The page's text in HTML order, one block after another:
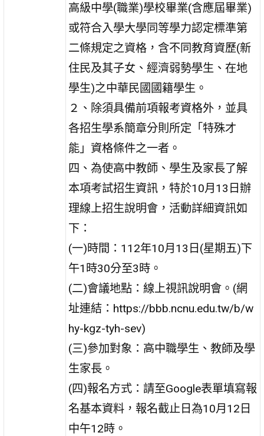
高級中學(職業)學校畢業(含應屆畢業)
或符合入學大學同等學力認定標準第
二條規定之資格，含不同教育資歷(新
住民及其子女、經濟弱勢學生、在地
學生)之中華民國國籍學生。
２、除須具備前項報考資格外，並具
各招生學系簡章分則所定「特殊才
能」資格條件之一者。
四、為使高中教師、學生及家長了解
本項考試招生資訊，特於10月13日辦
理線上招生說明會，活動詳細資訊如
下：
(一)時間：112年10月13日(星期五)下
午1時30分至3時。
(二)會議地點：線上視訊說明會。(網
址連結：https://bbb.ncnu.edu.tw/b/w
hy-kgz-tyh-sev)
(三)參加對象：高中職學生、教師及學
生家長。
(四)報名方式：請至Google表單填寫報
名基本資料，報名截止日為10月12日
中午12時。